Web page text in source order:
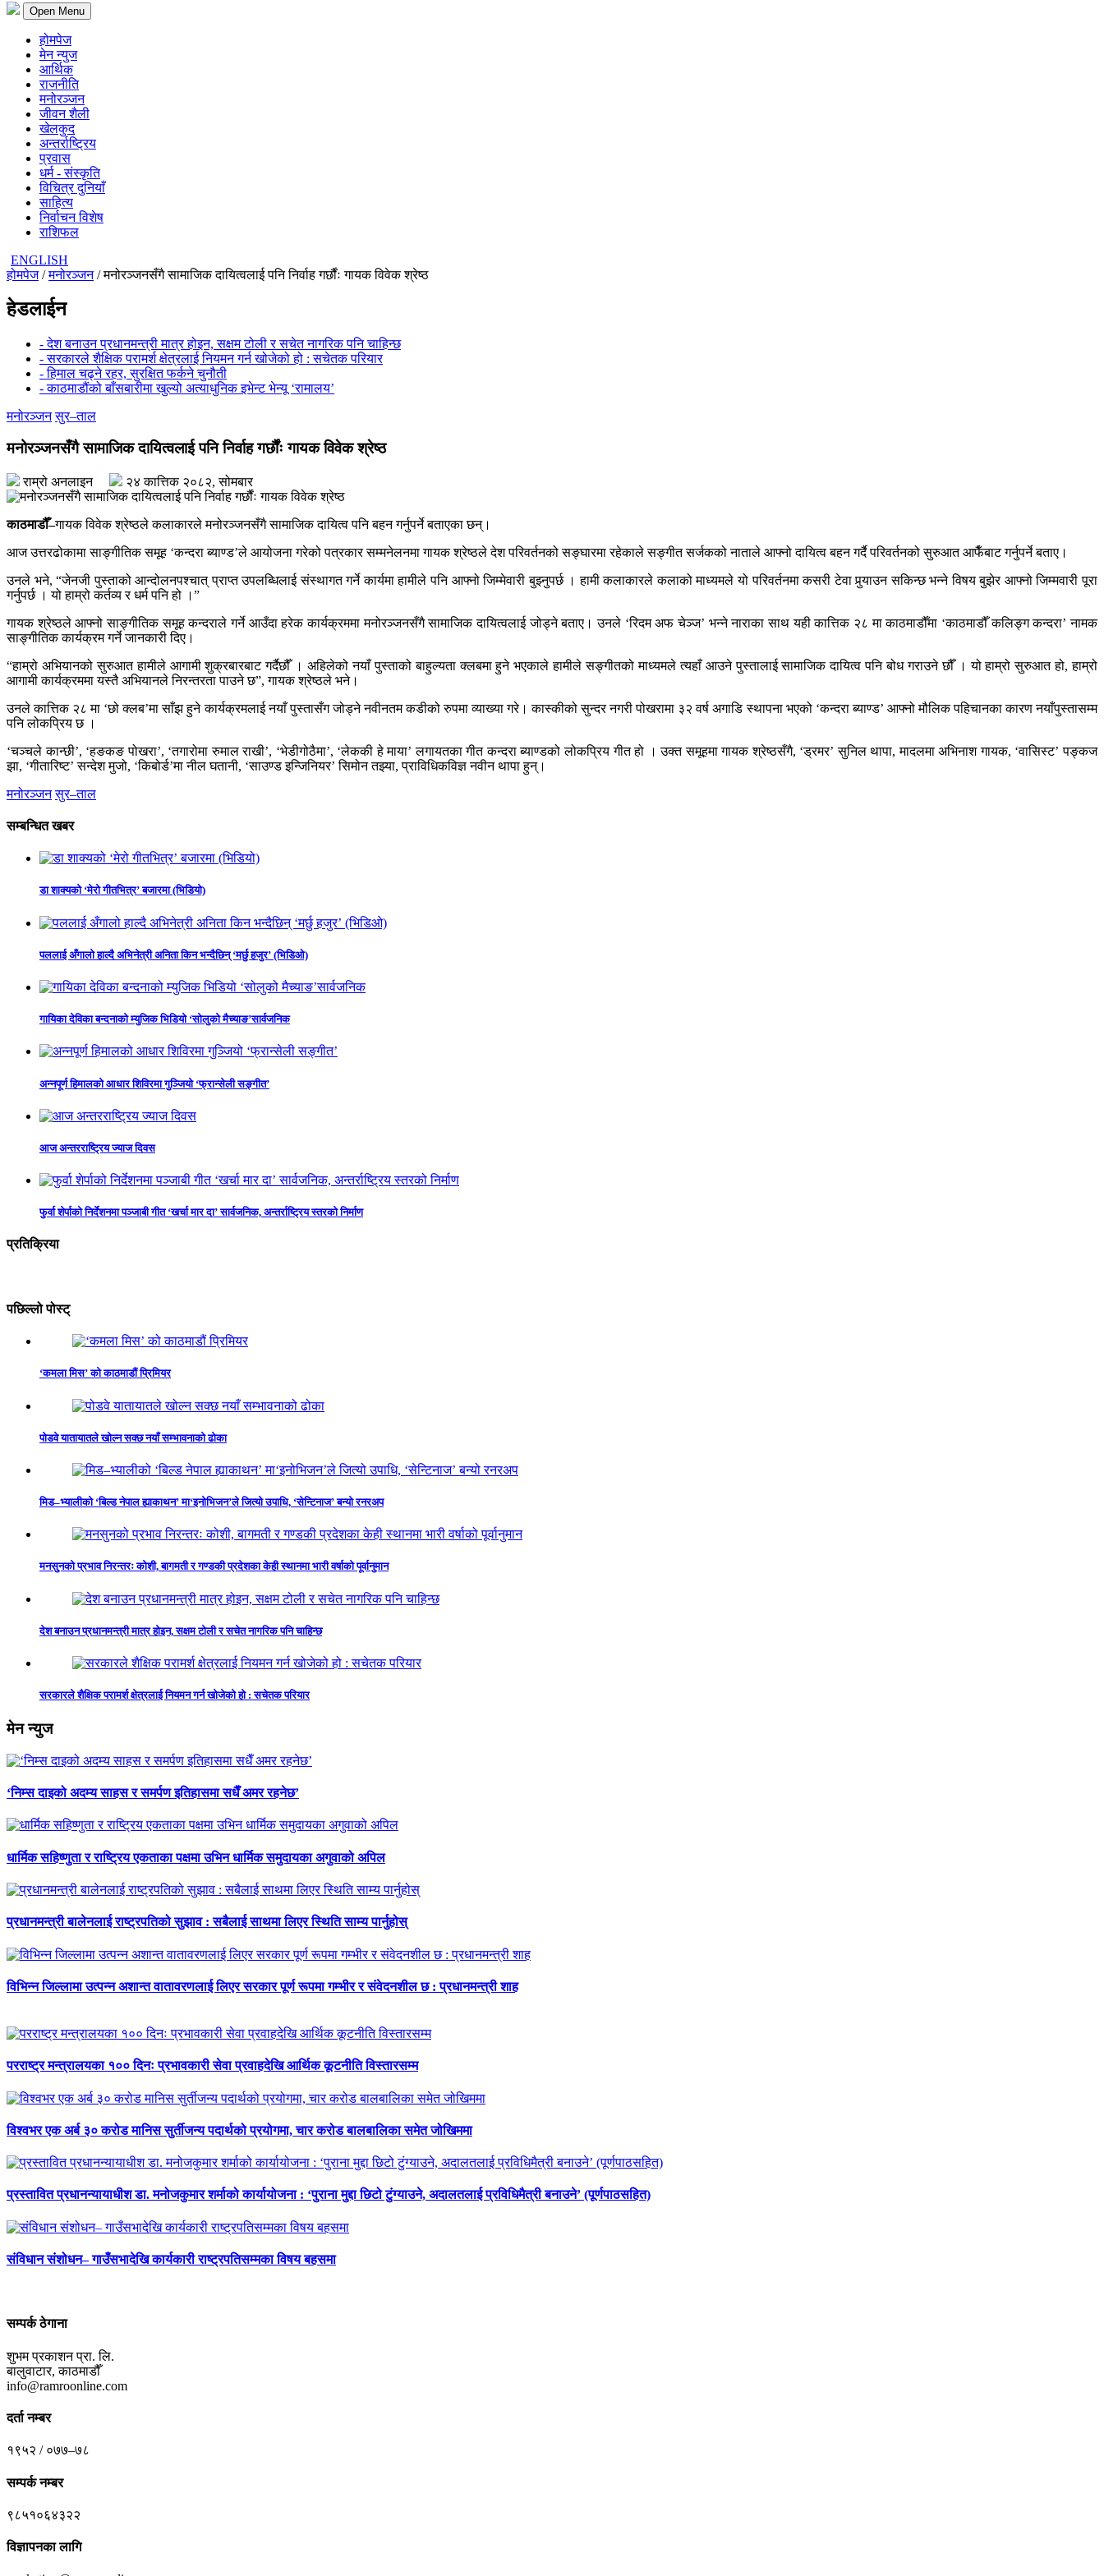
Open Menu
होमपेज
मेन न्युज
आर्थिक
राजनीति
मनोरञ्जन
जीवन शैली
खेलकुद
अन्तर्राष्ट्रिय
प्रवास
धर्म - संस्कृति
विचित्र दुनियाँ
साहित्य
निर्वाचन विशेष
राशिफल
ENGLISH
होमपेज/मनोरञ्जन/ मनोरञ्जनसँगै सामाजिक दायित्वलाई पनि निर्वाह गर्छौंः गायक विवेक श्रेष्ठ
हेडलाईन
- देश बनाउन प्रधानमन्त्री मात्र होइन, सक्षम टोली र सचेत नागरिक पनि चाहिन्छ
- सरकारले शैक्षिक परामर्श क्षेत्रलाई नियमन गर्न खोजेको हो : सचेतक परियार
- हिमाल चढ्ने रहर, सुरक्षित फर्कने चुनौती
- काठमाडौंको बाँसबारीमा खुल्यो अत्याधुनिक इभेन्ट भेन्यू ‘रामालय’
मनोरञ्जन सुर–ताल
मनोरञ्जनसँगै सामाजिक दायित्वलाई पनि निर्वाह गर्छौंः गायक विवेक श्रेष्ठ
राम्रो अनलाइन २४ कात्तिक २०८२, सोमबार
काठमाडौँ–गायक विवेक श्रेष्ठले कलाकारले मनोरञ्जनसँगै सामाजिक दायित्व पनि बहन गर्नुपर्ने बताएका छन्।
आज उत्तरढोकामा साङ्गीतिक समूह ‘कन्दरा ब्याण्ड’ले आयोजना गरेको पत्रकार सम्मनेलनमा गायक श्रेष्ठले देश परिवर्तनको सङ्घारमा रहेकाले सङ्गीत सर्जकको नाताले आफ्नो दायित्व बहन गर्दै परिवर्तनको सुरुआत आफैँबाट गर्नुपर्ने बताए।
उनले भने, “जेनजी पुस्ताको आन्दोलनपश्चात् प्राप्त उपलब्धिलाई संस्थागत गर्ने कार्यमा हामीले पनि आफ्नो जिम्मेवारी बुझ्नुपर्छ । हामी कलाकारले कलाको माध्यमले यो परिवर्तनमा कसरी टेवा पुर्‍याउन सकिन्छ भन्ने विषय बुझेर आफ्नो जिम्मवारी पूरा
गर्नुपर्छ । यो हाम्रो कर्तव्य र धर्म पनि हो ।”
गायक श्रेष्ठले आफ्नो साङ्गीतिक समूह कन्दराले गर्ने आउँदा हरेक कार्यक्रममा मनोरञ्जनसँगै सामाजिक दायित्वलाई जोड्ने बताए। उनले ‘रिदम अफ चेञ्ज’ भन्ने नाराका साथ यही कात्तिक २८ मा काठमाडौँमा ‘काठमाडौँ कलिङ्ग कन्दरा’ नामक
साङ्गीतिक कार्यक्रम गर्ने जानकारी दिए।
“हाम्रो अभियानको सुरुआत हामीले आगामी शुक्रबारबाट गर्दैछौँ । अहिलेको नयाँ पुस्ताको बाहुल्यता क्लबमा हुने भएकाले हामीले सङ्गीतको माध्यमले त्यहाँ आउने पुस्तालाई सामाजिक दायित्व पनि बोध गराउने छौँ । यो हाम्रो सुरुआत हो, हाम्रो
आगामी कार्यक्रममा यस्तै अभियानले निरन्तरता पाउने छ”, गायक श्रेष्ठले भने।
उनले कात्तिक २८ मा ‘छो क्लब’मा साँझ हुने कार्यक्रमलाई नयाँ पुस्तासँग जोड्ने नवीनतम कडीको रुपमा व्याख्या गरे। कास्कीको सुन्दर नगरी पोखरामा ३२ वर्ष अगाडि स्थापना भएको ‘कन्दरा ब्याण्ड’ आफ्नो मौलिक पहिचानका कारण नयाँपुस्तासम्म
पनि लोकप्रिय छ ।
‘चञ्चले कान्छी’, ‘हङकङ पोखरा’, ‘तगारोमा रुमाल राखी’, ‘भेडीगोठैमा’, ‘लेककी हे माया’ लगायतका गीत कन्दरा ब्याण्डको लोकप्रिय गीत हो । उक्त समूहमा गायक श्रेष्ठसँगै, ‘ड्रमर’ सुनिल थापा, मादलमा अभिनाश गायक, ‘वासिस्ट’ पङ्कज
झा, ‘गीतारिष्ट’ सन्देश मुजो, ‘किबोर्ड’मा नील घतानी, ‘साउण्ड इन्जिनियर’ सिमोन तझ्या, प्राविधिकविज्ञ नवीन थापा हुन्।
मनोरञ्जन सुर–ताल
सम्बन्धित खबर
डा शाक्यको ‘मेरो गीतभित्र’ बजारमा (भिडियो)
पललाई अँगालो हाल्दै अभिनेत्री अनिता किन भन्दैछिन् ‘मर्छु हजुर’ (भिडिओ)
गायिका देविका बन्दनाको म्युजिक भिडियो ‘सोलुको मैच्याङ’सार्वजनिक
अन्नपूर्ण हिमालको आधार शिविरमा गुञ्जियो ‘फ्रान्सेली सङ्गीत’
आज अन्तरराष्ट्रिय ज्याज दिवस
फुर्वा शेर्पाको निर्देशनमा पञ्जाबी गीत ‘खर्चा मार दा’ सार्वजनिक, अन्तर्राष्ट्रिय स्तरको निर्माण
प्रतिक्रिया
पछिल्लो पोस्ट्
‘कमला मिस’ को काठमाडौं प्रिमियर
पोडवे यातायातले खोल्न सक्छ नयाँ सम्भावनाको ढोका
मिड–भ्यालीको ‘बिल्ड नेपाल ह्याकाथन’ मा‘इनोभिजन’ले जित्यो उपाधि, ‘सेन्टिनाज’ बन्यो रनरअप
मनसुनको प्रभाव निरन्तरः कोशी, बागमती र गण्डकी प्रदेशका केही स्थानमा भारी वर्षाको पूर्वानुमान
देश बनाउन प्रधानमन्त्री मात्र होइन, सक्षम टोली र सचेत नागरिक पनि चाहिन्छ
सरकारले शैक्षिक परामर्श क्षेत्रलाई नियमन गर्न खोजेको हो : सचेतक परियार
मेन न्युज
‘निम्स दाइको अदम्य साहस र समर्पण इतिहासमा सधैँ अमर रहनेछ’
धार्मिक सहिष्णुता र राष्ट्रिय एकताका पक्षमा उभिन धार्मिक समुदायका अगुवाको अपिल
प्रधानमन्त्री बालेनलाई राष्ट्रपतिको सुझाव : सबैलाई साथमा लिएर स्थिति साम्य पार्नुहोस्
विभिन्न जिल्लामा उत्पन्न अशान्त वातावरणलाई लिएर सरकार पूर्ण रूपमा गम्भीर र संवेदनशील छ : प्रधानमन्त्री शाह
परराष्ट्र मन्त्रालयका १०० दिनः प्रभावकारी सेवा प्रवाहदेखि आर्थिक कूटनीति विस्तारसम्म
विश्वभर एक अर्ब ३० करोड मानिस सुर्तीजन्य पदार्थको प्रयोगमा, चार करोड बालबालिका समेत जोखिममा
प्रस्तावित प्रधानन्यायाधीश डा. मनोजकुमार शर्माको कार्यायोजना : ‘पुराना मुद्दा छिटो टुंग्याउने, अदालतलाई प्रविधिमैत्री बनाउने’ (पूर्णपाठसहित)
संविधान संशोधन– गाउँसभादेखि कार्यकारी राष्ट्रपतिसम्मका विषय बहसमा
सम्पर्क ठेगाना
शुभम प्रकाशन प्रा. लि.
बालुवाटार, काठमाडौँ
info@ramroonline.com
दर्ता नम्बर
१९५२ / ०७७–७८
सम्पर्क नम्बर
९८५१०६४३२२
विज्ञापनका लागि